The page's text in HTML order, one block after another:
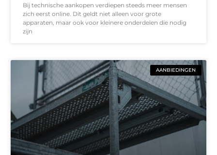
Bij technische aankopen verdiepen steeds meer mensen
zich eerst online. Dit geldt niet alleen voor grote
apparaten, maar ook voor kleinere onderdelen die nodig
zijn
AANBIEDINGEN